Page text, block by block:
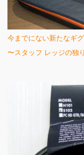
今までにない新たなギ
〜スタッフ レッジの独